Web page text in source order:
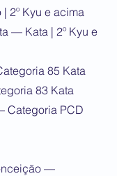
2º Kyu e acima
— Kata | 2º Kyu e
85 Kata
83 Kata
Categoria PCD
—